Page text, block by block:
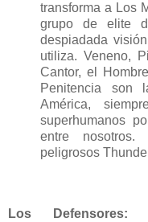
transforma a Los
grupo de elite
despiadada
utiliza. Veneno,
Cantor, el
Penitencia son
América,
superhumanos
entre
peligrosos
Los Defensores: